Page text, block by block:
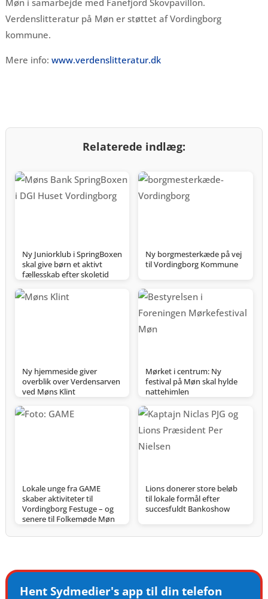
Møn i samarbejde med Fanefjord Skovpavillon.
Verdenslitteratur på Møn er støttet af Vordingborg
kommune.
Mere info: www.verdenslitteratur.dk
Relaterede indlæg:
Ny Juniorklub i SpringBoxen
skal give børn et aktivt
fællesskab efter skoletid
Ny borgmesterkæde på vej
til Vordingborg Kommune
Ny hjemmeside giver
overblik over Verdensarven
ved Møns Klint
Mørket i centrum: Ny
festival på Møn skal hylde
nattehimlen
Lokale unge fra GAME
skaber aktiviteter til
Vordingborg Festuge – og
senere til Folkemøde Møn
Lions donerer store beløb
til lokale formål efter
succesfuldt Bankoshow
Hent Sydmedier's app til din telefon